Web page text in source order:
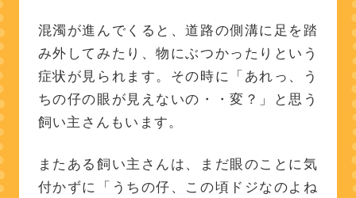
混濁が進んでくると、道路の側溝に足を踏
み外してみたり、物にぶつかったりという
症状が見られます。その時に「あれっ、う
ちの仔の眼が見えないの・・変？」と思う
飼い主さんもいます。
またある飼い主さんは、まだ眼のことに気
付かずに「うちの仔、この頃ドジなのよね